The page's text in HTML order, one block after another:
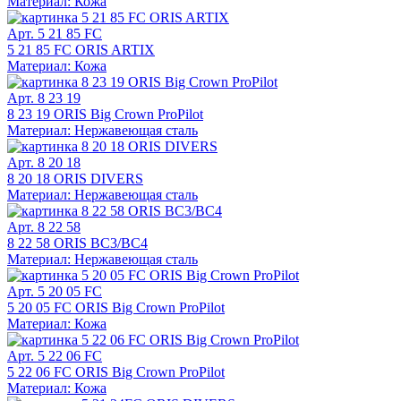
Арт. 5 21 85 FC
5 21 85 FC ORIS ARTIX
Материал: Кожа
Арт. 8 23 19
8 23 19 ORIS Big Crown ProPilot
Материал: Нержавеющая сталь
Арт. 8 20 18
8 20 18 ORIS DIVERS
Материал: Нержавеющая сталь
Арт. 8 22 58
8 22 58 ORIS BC3/BC4
Материал: Нержавеющая сталь
Арт. 5 20 05 FC
5 20 05 FC ORIS Big Crown ProPilot
Материал: Кожа
Арт. 5 22 06 FC
5 22 06 FC ORIS Big Crown ProPilot
Материал: Кожа